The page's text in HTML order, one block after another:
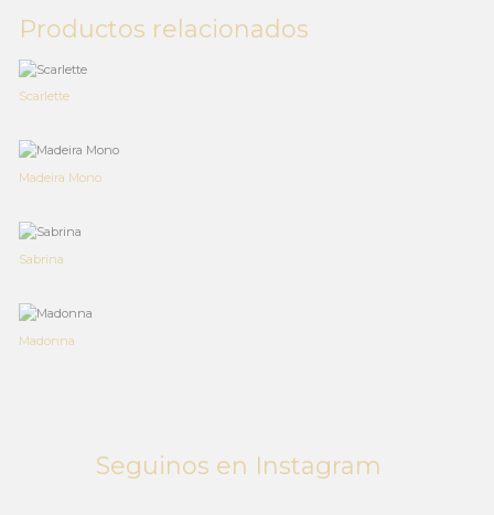
Productos relacionados
Scarlette
Madeira Mono
Sabrina
Madonna
Seguinos en Instagram